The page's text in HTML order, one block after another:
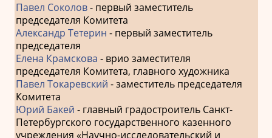
Павел Соколов- первый заместитель
председателя Комитета
Александр Тетерин - первый заместитель
председателя
Елена Крамскова - врио заместителя
председателя Комитета, главного художника
Павел Токаревский - заместитель председателя
Комитета
Юрий Бакей - главный градостроитель Санкт-
Петербургского государственного казенного
учреждения «Научно-исследовательский и